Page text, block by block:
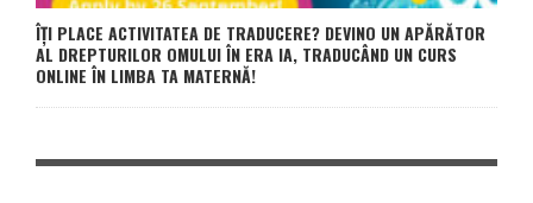
ÎȚI PLACE ACTIVITATEA DE TRADUCERE? DEVINO UN APĂRĂTOR
AL DREPTURILOR OMULUI ÎN ERA IA, TRADUCÂND UN CURS
ONLINE ÎN LIMBA TA MATERNĂ!